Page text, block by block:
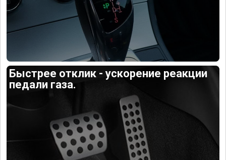
Быстрее отклик - ускорение реакции
педали газа.